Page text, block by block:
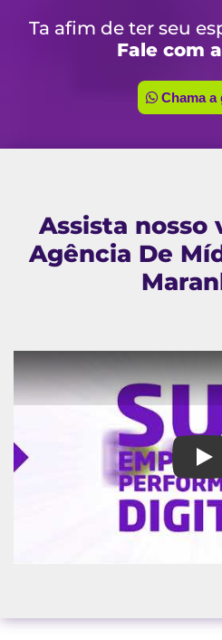
Ta afim de ter seu
Fale com
Chama a
Assista nosso
Agência De